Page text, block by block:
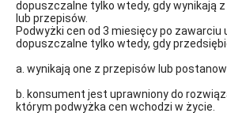
dopuszczalne tylko wtedy, gdy wynikają
lub przepisów.
Podwyżki cen od 3 miesięcy po zawarciu
dopuszczalne tylko wtedy, gdy
a. wynikają one z przepisów lub
b. konsument jest uprawniony do
którym podwyżka cen wchodzi w życie.